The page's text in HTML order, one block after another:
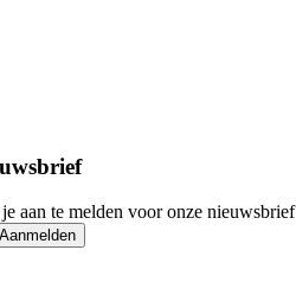
aan te melden voor onze nieuwsbrief
Aanmelden